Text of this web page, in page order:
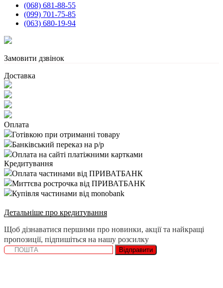
(068) 681-88-55
(099) 701-75-85
(063) 680-19-94
Замовити дзвінок
Доставка
Оплата
Готівкою при отриманні товару
Банківський переказ на р/р
Оплата на сайті платіжними картками
Кредитування
Оплата частинами від ПРИВАТБАНК
Миттєва рострочка від ПРИВАТБАНК
Купівля частинами від monobank
Детальніше про кредитування
Щоб дізнаватися першими про новинки, акції та найкращі
пропозиції, підпишіться на нашу розсилку
Відправити